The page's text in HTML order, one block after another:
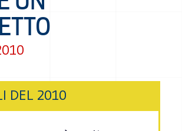
DEL 2010